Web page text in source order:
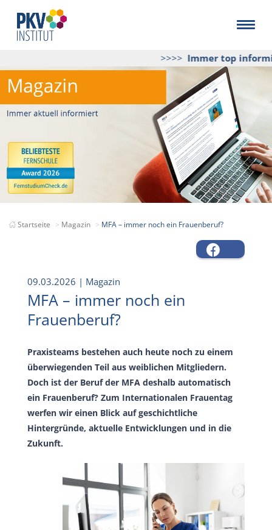
>>>>Immer top
Startseite Magazin MFA – immer noch ein Frauenberuf?
09.03.2026 | Magazin
MFA – immer noch ein
Frauenberuf?
Praxisteams bestehen auch heute noch zu einem
überwiegenden Teil aus weiblichen Mitgliedern.
Doch ist der Beruf der MFA deshalb automatisch
ein Frauenberuf? Zum Internationalen Frauentag
werfen wir einen Blick auf geschichtliche
Hintergründe, aktuelle Entwicklungen und in die
Zukunft.